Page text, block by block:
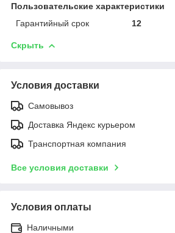
Пользовательские характеристики
Гарантийный срок
12
Скрыть
Условия доставки
Самовывоз
Доставка Яндекс курьером
Транспортная компания
Все условия доставки
Условия оплаты
Наличными